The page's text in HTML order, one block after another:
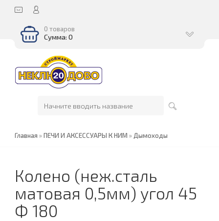
0 товаров
Сумма: 0
Главная »ПЕЧИ И АКСЕССУАРЫ К НИМ » Дымоходы
Колено (неж.сталь
матовая 0,5мм) угол 45
Ф 180